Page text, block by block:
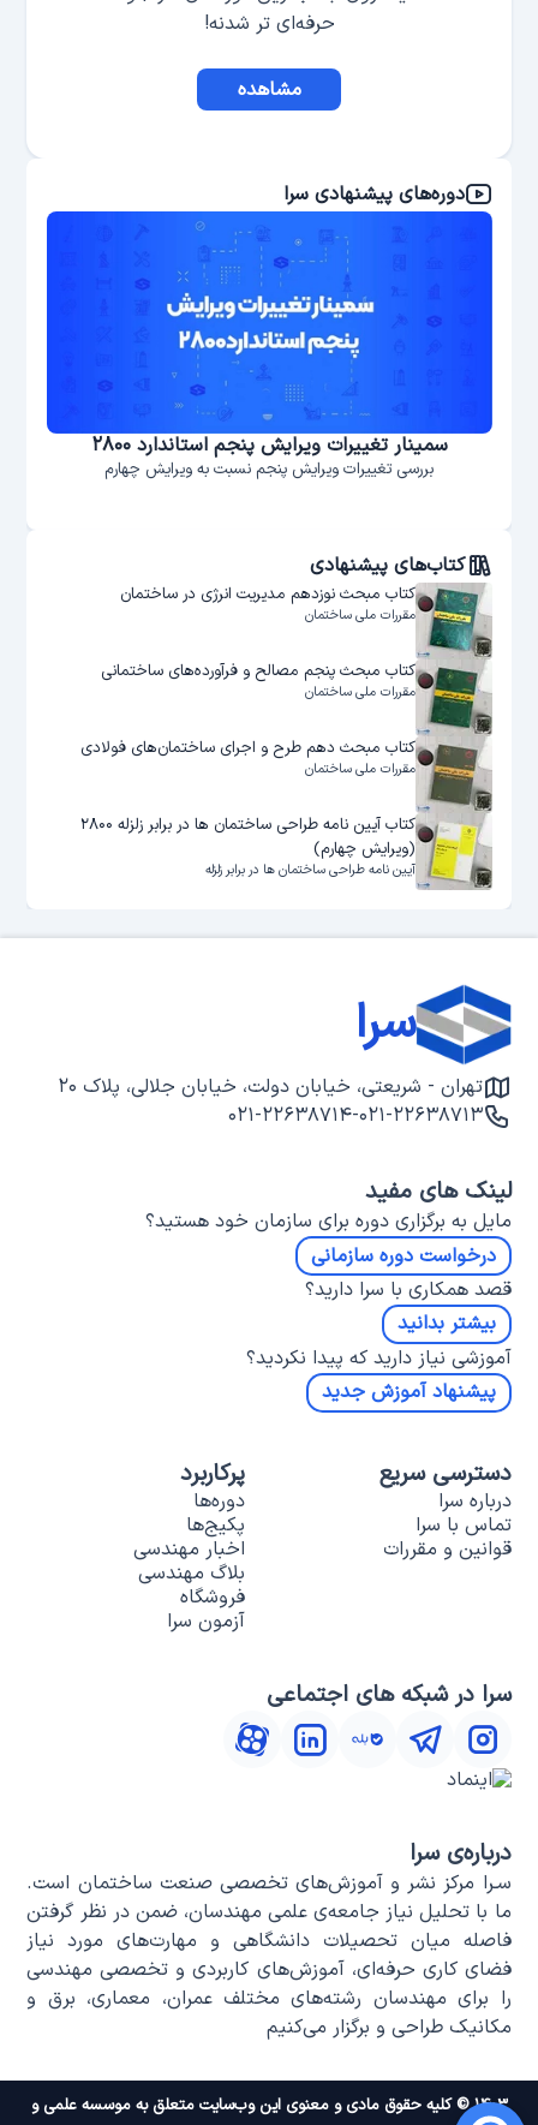
حرفه‌ای تر شدنه!
مشاهده
دوره‌های پیشنهادی سرا
سمینار تغییرات ویرایش پنجم استاندارد ۲۸۰۰
بررسی تغییرات ویرایش پنجم نسبت به ویرایش چهارم
کتاب‌های پیشنهادی
کتاب مبحث نوزدهم مدیریت انرژی در ساختمان
مقررات ملی ساختمان
کتاب مبحث پنجم مصالح و فرآورده‌های ساختمانی
مقررات ملی ساختمان
کتاب مبحث دهم طرح و اجرای ساختمان‌های فولادی
مقررات ملی ساختمان
کتاب آیین نامه طراحی ساختمان ها در برابر زلزله ۲۸۰۰
(ویرایش چهارم)
آیین نامه طراحی ساختمان ها در برابر زلزله
سرا
تهران - شریعتی، خیابان دولت، خیابان جلالی، پلاک ۲۰
۰۲۱-۲۲۶۳۸۷۱۳-۰۲۱-۲۲۶۳۸۷۱۴
لینک های مفید
مایل به برگزاری دوره برای سازمان خود هستید؟
درخواست دوره سازمانی
قصد همکاری با سرا دارید؟
بیشتر بدانید
آموزشی نیاز دارید که پیدا نکردید؟
پیشنهاد آموزش جدید
دسترسی سریع
درباره سرا
تماس با سرا
قوانین و مقررات
پرکاربرد
دوره‌ها
پکیج‌ها
اخبار مهندسی
بلاگ مهندسی
فروشگاه
آزمون سرا
سرا در شبکه های اجتماعی
درباره‌ی سرا
سـرا مرکز نشر و آموزش‌های تخصصی صنعت ساختمان است.
ما با تحلیل نیاز جامعه‌ی علمی مهندسان، ضمن در نظر گرفتن
فاصله میان تحصیلات دانشگاهی و مهارت‌های مورد نیاز
فضای کاری حرفه‌ای، آموزش‌های کاربردی و تخصصی مهندسی
را برای مهندسان رشته‌های مختلف عمران، معماری، برق و
مکانیک طراحی و برگزار می‌کنیم
۱۴۰۳ © کلیه حقوق مادی و معنوی این وب‌سایت متعلق به موسسه علمی و